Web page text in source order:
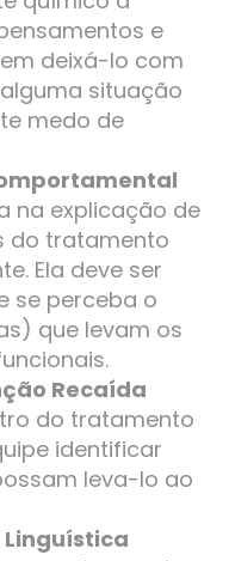
e
deixá-lo com
situação
medo de
na explicação de
do tratamento
Ela deve ser
se perceba o
que levam os
Recaída
do tratamento
identificar
leva-lo ao